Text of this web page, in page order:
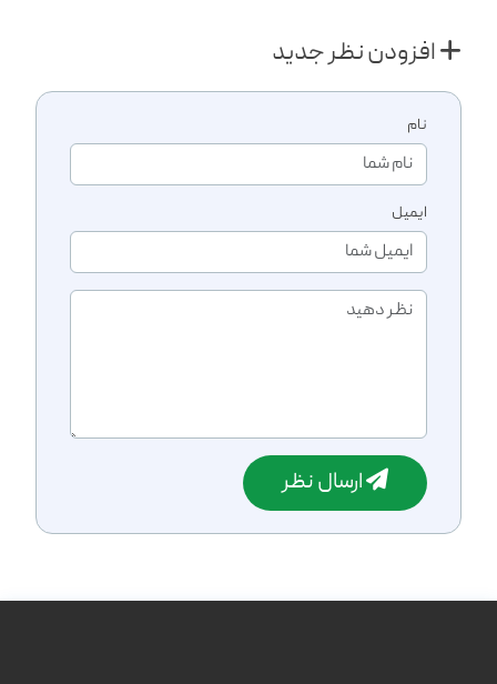
افزودن نظر جدید
نام
ایمیل
ارسال نظر